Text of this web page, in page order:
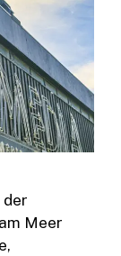
der
Meer